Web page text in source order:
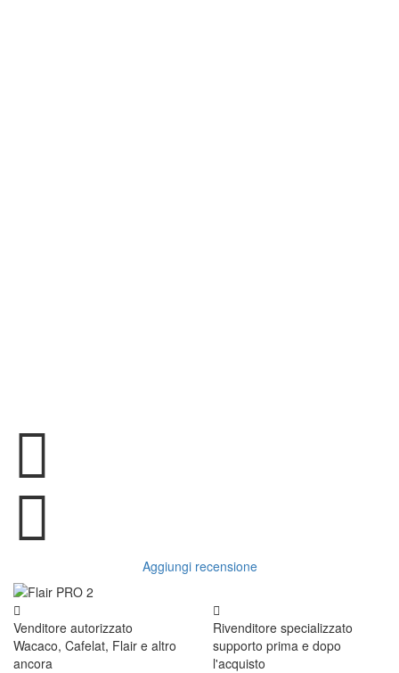
Aggiungi recensione
Venditore autorizzato
Wacaco, Cafelat, Flair e altro
ancora
Rivenditore specializzato
supporto prima e dopo
l'acquisto